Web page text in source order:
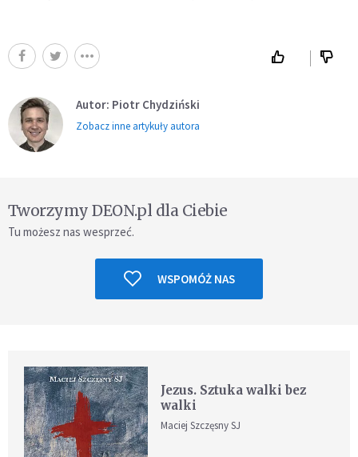
Autor: Piotr Chydziński
Zobacz inne artykuły autora
Tworzymy DEON.pl dla Ciebie
Tu możesz nas wesprzeć.
WSPOMÓŻ NAS
Jezus. Sztuka walki bez
walki
Maciej Szczęsny SJ